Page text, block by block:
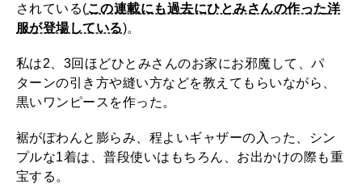
されている(この連載にも過去にひとみさんの作った洋
服が登場している)。
私は2、3回ほどひとみさんのお家にお邪魔して、パ
ターンの引き方や縫い方などを教えてもらいながら、
黒いワンピースを作った。
裾がぽわんと膨らみ、程よいギャザーの入った、シン
プルな1着は、普段使いはもちろん、お出かけの際も重
宝する。